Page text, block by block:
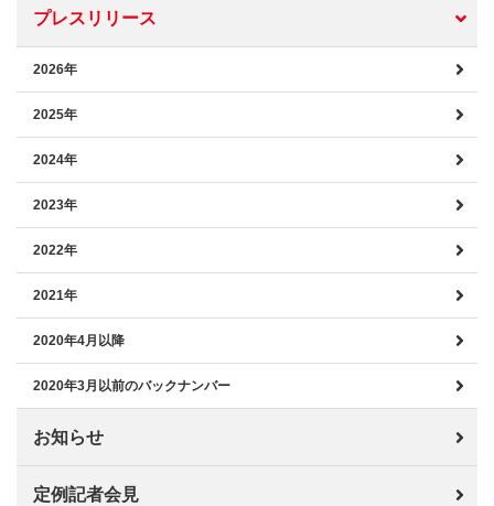
プレスリリース
2026年
2025年
2024年
2023年
2022年
2021年
2020年4月以降
2020年3月以前のバックナンバー
お知らせ
定例記者会見